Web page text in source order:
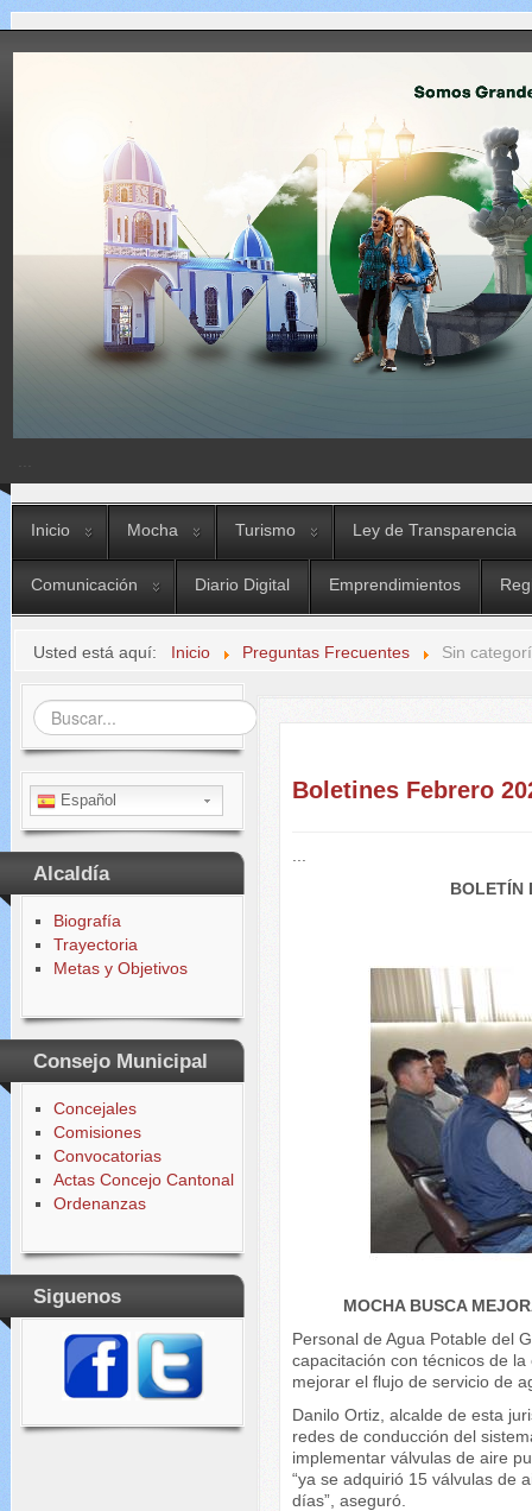
Inicio Mocha Turismo Ley de Transparencia
Comunicación Diario Digital Emprendimientos
Usted está aquí: Inicio Preguntas Frecuentes Sin
Buscar...
Español
Alcaldía
Biografía
Trayectoria
Metas y Objetivos
Consejo Municipal
Concejales
Comisiones
Convocatorias
Actas Concejo Cantonal
Ordenanzas
Siguenos
Boletines Febrero
BOLETÍN
MOCHA BUSCA
Personal de Agua Potable del
capacitación con técnicos de
mejorar el flujo de servicio de
Danilo Ortiz, alcalde de esta
redes de conducción del
implementar válvulas de aire
“ya se adquirió 15 válvulas de
días”, aseguró.